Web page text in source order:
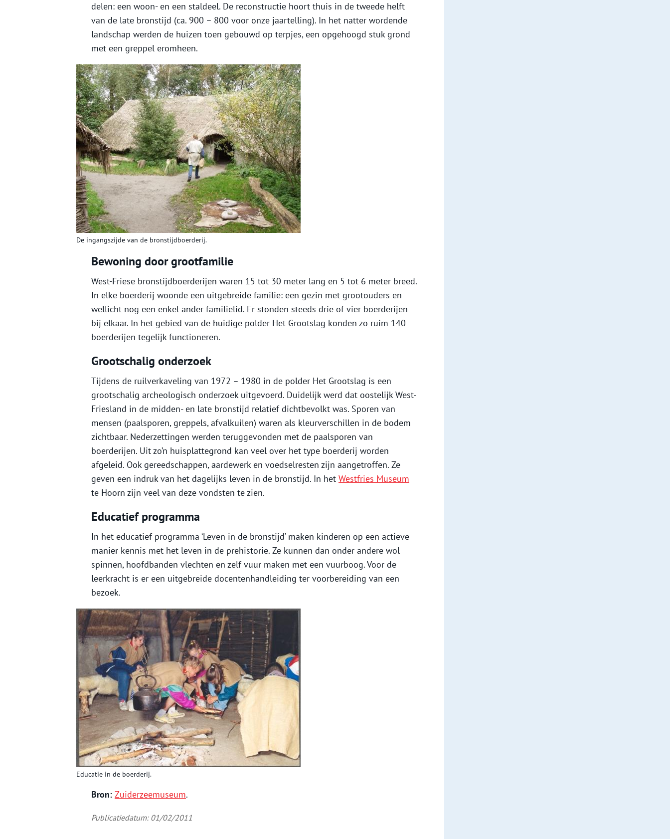
delen: een woon- en een staldeel. De reconstructie hoort thuis in de tweede helft
van de late bronstijd (ca. 900 – 800 voor onze jaartelling). In het natter wordende
landschap werden de huizen toen gebouwd op terpjes, een opgehoogd stuk grond
met een greppel eromheen.
De ingangszijde van de bronstijdboerderij.
Bewoning door grootfamilie
West-Friese bronstijdboerderijen waren 15 tot 30 meter lang en 5 tot 6 meter breed.
In elke boerderij woonde een uitgebreide familie: een gezin met grootouders en
wellicht nog een enkel ander familielid. Er stonden steeds drie of vier boerderijen
bij elkaar. In het gebied van de huidige polder Het Grootslag konden zo ruim 140
boerderijen tegelijk functioneren.
Grootschalig onderzoek
Tijdens de ruilverkaveling van 1972 – 1980 in de polder Het Grootslag is een
grootschalig archeologisch onderzoek uitgevoerd. Duidelijk werd dat oostelijk West-
Friesland in de midden- en late bronstijd relatief dichtbevolkt was. Sporen van
mensen (paalsporen, greppels, afvalkuilen) waren als kleurverschillen in de bodem
zichtbaar. Nederzettingen werden teruggevonden met de paalsporen van
boerderijen. Uit zo’n huisplattegrond kan veel over het type boerderij worden
afgeleid. Ook gereedschappen, aardewerk en voedselresten zijn aangetroffen. Ze
geven een indruk van het dagelijks leven in de bronstijd. In het Westfries Museum
te Hoorn zijn veel van deze vondsten te zien.
Educatief programma
In het educatief programma ‘Leven in de bronstijd’ maken kinderen op een actieve
manier kennis met het leven in de prehistorie. Ze kunnen dan onder andere wol
spinnen, hoofdbanden vlechten en zelf vuur maken met een vuurboog. Voor de
leerkracht is er een uitgebreide docentenhandleiding ter voorbereiding van een
bezoek.
Educatie in de boerderij.
Bron: Zuiderzeemuseum.
Publicatiedatum: 01/02/2011